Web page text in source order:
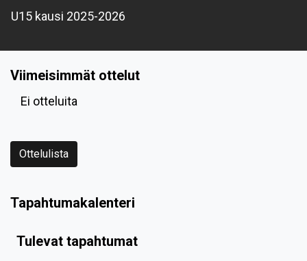
U15 kausi 2025-2026
Viimeisimmät ottelut
Ei otteluita
Ottelulista
Tapahtumakalenteri
Tulevat tapahtumat